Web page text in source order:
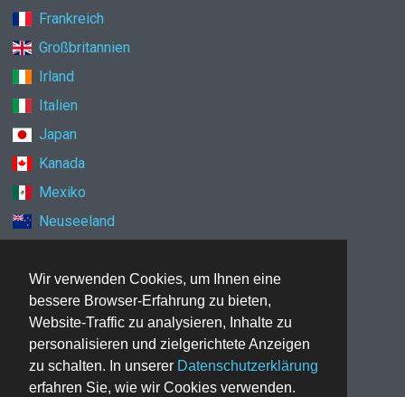
Wir verwenden Cookies, um Ihnen eine
bessere Browser-Erfahrung zu bieten,
Website-Traffic zu analysieren, Inhalte zu
personalisieren und zielgerichtete Anzeigen
zu schalten. In unserer Datenschutzerklärung
erfahren Sie, wie wir Cookies verwenden.
Frankreich
Großbritannien
Irland
Italien
Japan
Kanada
Mexiko
Neuseeland
Norwegen
Polen
Schweden
Schweiz